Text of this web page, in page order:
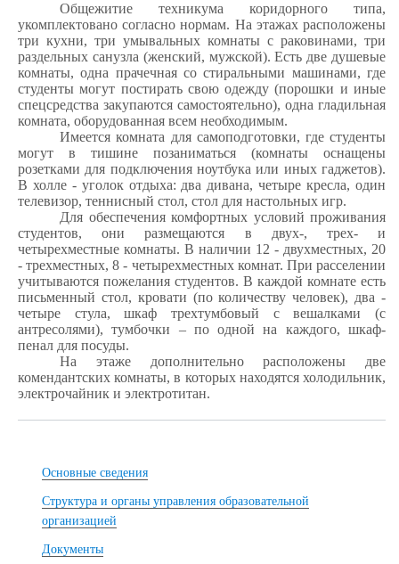
Общежитие техникума коридорного типа,
укомплектовано согласно нормам. На этажах расположены
три кухни, три умывальных комнаты с раковинами, три
раздельных санузла (женский, мужской). Есть две душевые
комнаты, одна прачечная со стиральными машинами, где
студенты могут постирать свою одежду (порошки и иные
спецсредства закупаются самостоятельно), одна гладильная
комната, оборудованная всем необходимым.
Имеется комната для самоподготовки, где студенты
могут в тишине позаниматься (комнаты оснащены
розетками для подключения ноутбука или иных гаджетов).
В холле - уголок отдыха: два дивана, четыре кресла, один
телевизор, теннисный стол, стол для настольных игр.
Для обеспечения комфортных условий проживания
студентов, они размещаются в двух-, трех- и
четырехместные комнаты. В наличии 12 - двухместных, 20
- трехместных, 8 - четырехместных комнат. При расселении
учитываются пожелания студентов. В каждой комнате есть
письменный стол, кровати (по количеству человек), два -
четыре стула, шкаф трехтумбовый с вешалками (с
антресолями), тумбочки – по одной на каждого, шкаф-
пенал для посуды.
На этаже дополнительно расположены две
комендантских комнаты, в которых находятся холодильник,
электрочайник и электротитан.
Основные сведения
Структура и органы управления образовательной
организацией
Документы